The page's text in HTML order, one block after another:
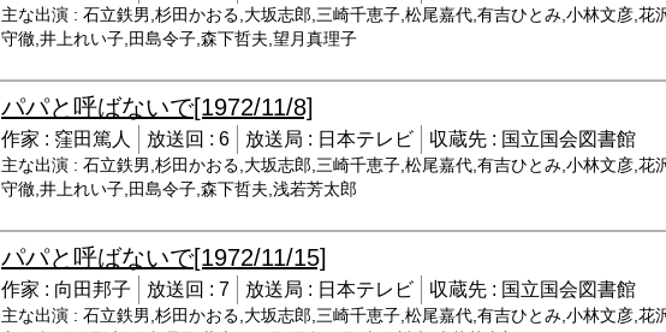
主な出演 : 石立鉄男,杉田かおる,大坂志郎,三崎千恵子,松尾嘉代,有吉ひとみ,小林文彦,花
守徹,井上れい子,田島令子,森下哲夫,望月真理子
パパと呼ばないで[1972/11/8]
作家 : 窪田篤人 放送回 : 6 放送局 : 日本テレビ 収蔵先 : 国立国会図書館
主な出演 : 石立鉄男,杉田かおる,大坂志郎,三崎千恵子,松尾嘉代,有吉ひとみ,小林文彦,花
守徹,井上れい子,田島令子,森下哲夫,浅若芳太郎
パパと呼ばないで[1972/11/15]
作家 : 向田邦子 放送回 : 7 放送局 : 日本テレビ 収蔵先 : 国立国会図書館
主な出演 : 石立鉄男,杉田かおる,大坂志郎,三崎千恵子,松尾嘉代,有吉ひとみ,小林文彦,花